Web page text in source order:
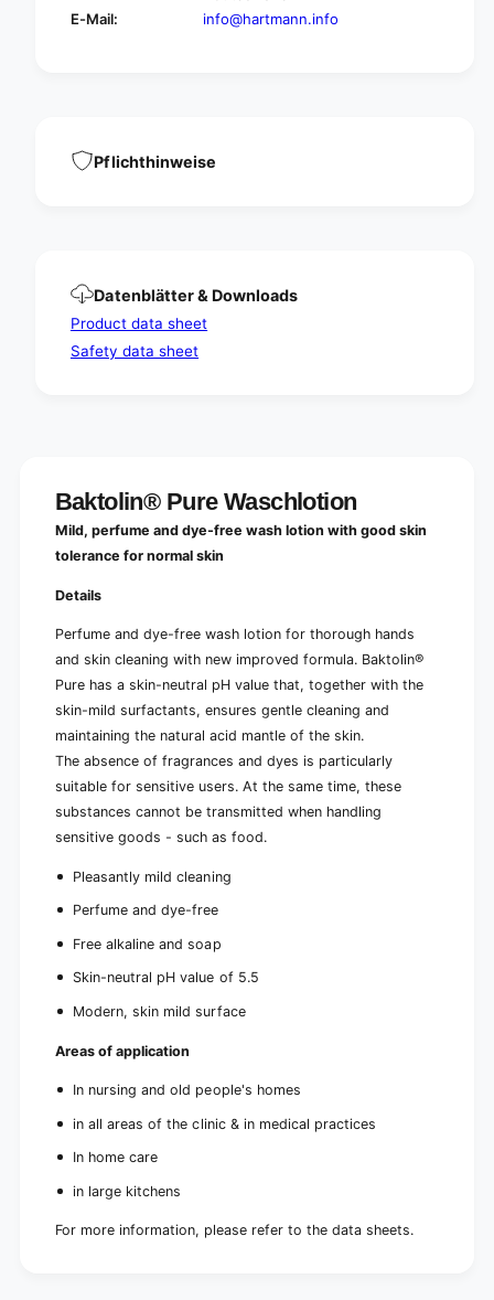
s
o
a
i
E-Mail:
info@hartmann.info
Pflichthinweise
Datenblätter & Downloads
Product data sheet
Safety data sheet
Baktolin® Pure Waschlotion
Mild, perfume and dye-free wash lotion with good skin
tolerance for normal skin
Details
Perfume and dye-free wash lotion for thorough hands
and skin cleaning with new improved formula. Baktolin®
Pure has a skin-neutral pH value that, together with the
skin-mild surfactants, ensures gentle cleaning and
maintaining the natural acid mantle of the skin.
The absence of fragrances and dyes is particularly
suitable for sensitive users. At the same time, these
substances cannot be transmitted when handling
sensitive goods - such as food.
Pleasantly mild cleaning
Perfume and dye-free
Free alkaline and soap
Skin-neutral pH value of 5.5
Modern, skin mild surface
Areas of application
In nursing and old people's homes
in all areas of the clinic & in medical practices
In home care
in large kitchens
For more information, please refer to the data sheets.